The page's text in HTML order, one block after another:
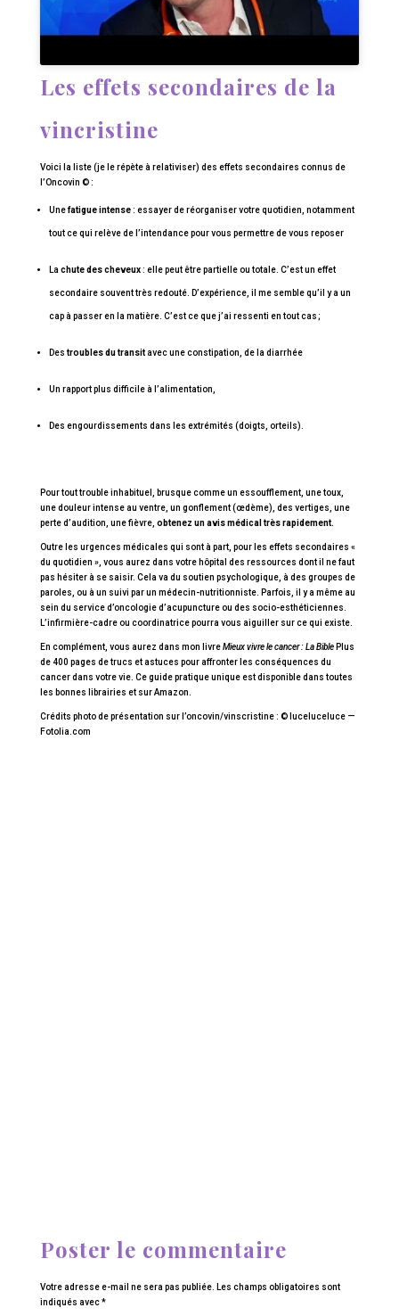
Les effets secondaires de la
vincristine
Voici la liste (je le répète à relativiser) des effets secondaires connus de
l’Oncovin © :
Unefatigue intense: essayer de réorganiser votre quotidien, notamment
tout ce qui relève de l’intendance pour vous permettre de vous reposer
La chute des cheveux : elle peut être partielle ou totale. C’est un effet
secondaire souvent très redouté. D’expérience, il me semble qu’il y a un
cap à passer en la matière. C’est ce que j’ai ressenti en tout cas ;
Des troubles du transitavec une constipation, de la diarrhée
Un rapport plus difficile à l’alimentation,
Des engourdissements dans les extrémités (doigts, orteils).
Pour tout trouble inhabituel, brusque comme un essoufflement, une toux,
une douleur intense au ventre, un gonflement (œdème), des vertiges, une
perte d’audition, une fièvre, obtenez un avis médical très rapidement.
Outre les urgences médicales qui sont à part, pour les effets secondaires «
du quotidien », vous aurez dans votre hôpital des ressources dont il ne faut
pas hésiter à se saisir. Cela va du soutien psychologique, à des groupes de
paroles, ou à un suivi par un médecin-nutritionniste. Parfois, il y a même au
sein du service d’oncologie d’acupuncture ou des socio-esthéticiennes.
L’infirmière-cadre ou coordinatrice pourra vous aiguiller sur ce qui existe.
En complément, vous aurez dans mon livreMieux vivre le cancer : La BiblePlus
de 400 pages de trucs et astuces pour affronter les conséquences du
cancer dans votre vie. Ce guide pratique unique est disponible dans toutes
les bonnes librairies et sur Amazon.
Crédits photo de présentation sur l’oncovin/vinscristine : © luceluceluce —
Fotolia.com
Poster le commentaire
Votre adresse e-mail ne sera pas publiée.
Les champs obligatoires sont
indiqués avec*